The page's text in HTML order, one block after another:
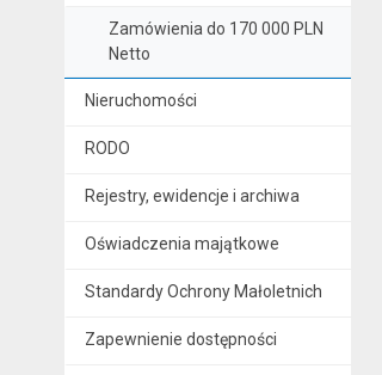
Zamówienia do 170 000 PLN
Netto
Nieruchomości
RODO
Rejestry, ewidencje i archiwa
Oświadczenia majątkowe
Standardy Ochrony Małoletnich
Zapewnienie dostępności